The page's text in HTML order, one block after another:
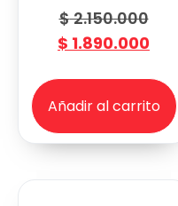
$2.150.000
$ 1.890.000
Añadir al carrito